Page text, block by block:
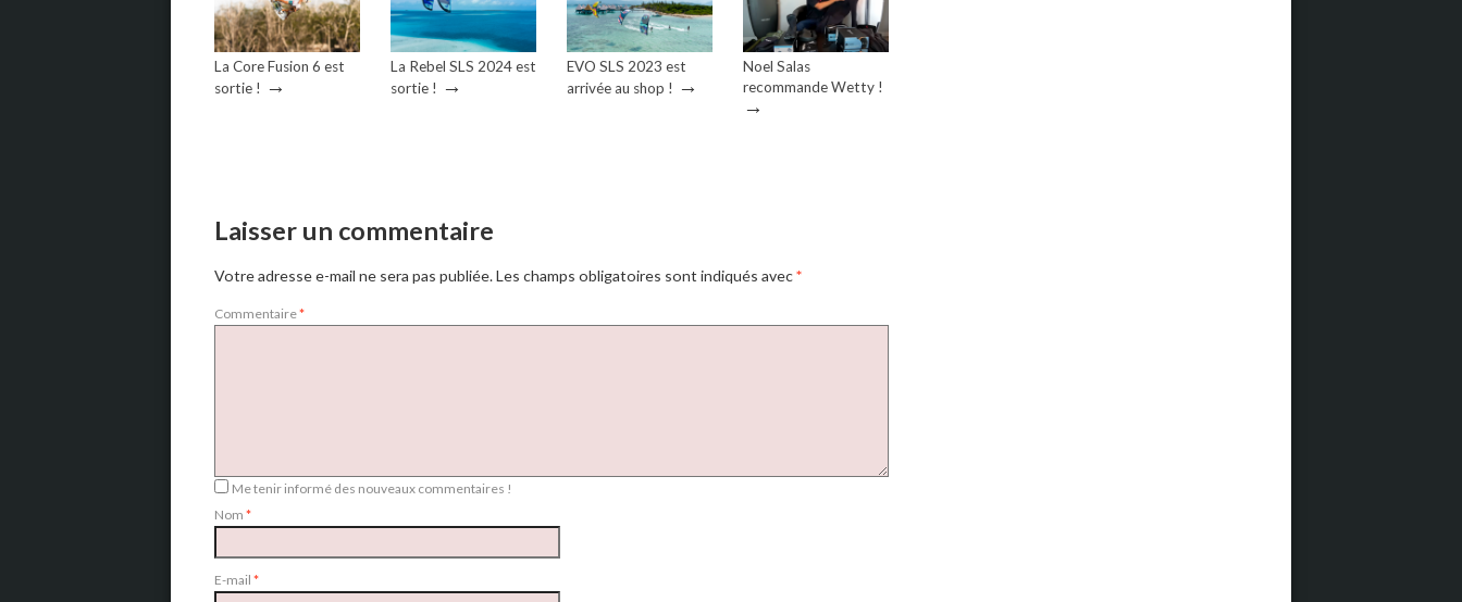
La Core Fusion 6 est
sortie ! →
La Rebel SLS 2024 est
sortie ! →
EVO SLS 2023 est
arrivée au shop ! →
Noel Salas
recommande Wetty !
→
Laisser un commentaire
Votre adresse e-mail ne sera pas publiée.Les champs obligatoires sont indiqués avec*
Commentaire*
Me tenir informé des nouveaux commentaires !
Nom *
E-mail *